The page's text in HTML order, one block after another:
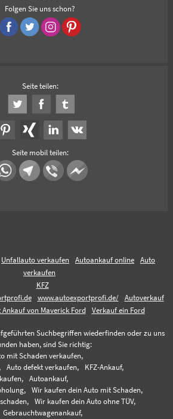
Folgen Sie uns schon?
Seite teilen:
Seite mobil teilen:
Unfallauto verkaufen Autoankauf online
Auto
verkaufen
KFZ
www.autoexportprofi.de/
Autoverkauf
Ankauf von Maverick Ford Verkauf ein Ford
Suchbegriffen wiederfinden oder zu uns
haben, sind Sie richtig:
mit Schaden verkaufen,
Auto defekt verkaufen,
KFZ-Ankauf,
Autoankauf,
Wir kaufen dein Auto mit Schaden,
Wir kaufen dein Auto ohne TÜV,
Gebrauchtwagenankauf,